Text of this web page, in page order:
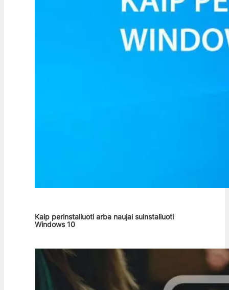
Kaip perinstaliuoti arba naujai suinstaliuoti
Windows 10